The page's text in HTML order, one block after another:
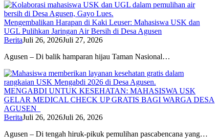
Mengembalikan Harapan di Kaki Leuser: Mahasiswa USK dan
UGL Pulihkan Jaringan Air Bersih di Desa Agusen
BeritaJuli 26, 2026Juli 27, 2026
Agusen – Di balik hamparan hijau Taman Nasional…
MENGABDI UNTUK KESEHATAN: MAHASISWA USK
GELAR MEDICAL CHECK UP GRATIS BAGI WARGA DESA
AGUSEN
BeritaJuli 26, 2026Juli 26, 2026
Agusen – Di tengah hiruk-pikuk pemulihan pascabencana yang…